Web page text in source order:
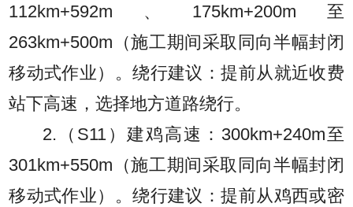
112km+592m、175km+200m至
263km+500m（施工期间采取同向半幅封闭
移动式作业）。绕行建议：提前从就近收费
站下高速，选择地方道路绕行。
2.（S11）建鸡高速：300km+240m至
301km+550m（施工期间采取同向半幅封闭
移动式作业）。绕行建议：提前从鸡西或密